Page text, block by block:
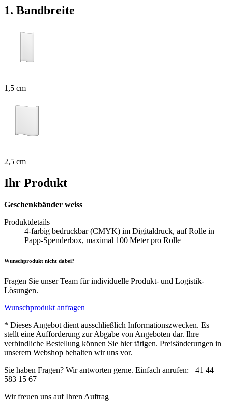
1. Bandbreite
1,5 cm
2,5 cm
Ihr Produkt
Geschenkbänder weiss
Produktdetails
4-farbig bedruckbar (CMYK) im Digitaldruck, auf Rolle in
Papp-Spenderbox, maximal 100 Meter pro Rolle
Wunschprodukt nicht dabei?
Fragen Sie unser Team für individuelle Produkt- und Logistik-
Lösungen.
Wunschprodukt anfragen
* Dieses Angebot dient ausschließlich Informationszwecken. Es
stellt eine Aufforderung zur Abgabe von Angeboten dar. Ihre
verbindliche Bestellung können Sie hier tätigen. Preisänderungen in
unserem Webshop behalten wir uns vor.
Sie haben Fragen? Wir antworten gerne. Einfach anrufen: +41 44
583 15 67
Wir freuen uns auf Ihren Auftrag